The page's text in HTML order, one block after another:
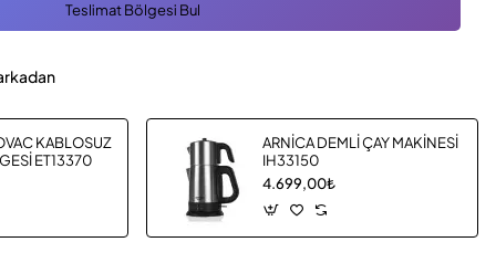
Teslimat Bölgesi Bul
KABLOSUZ
ET13370
ARNİCA DEMLİ ÇAY MAKİNESİ
IH33150
4.699,00₺